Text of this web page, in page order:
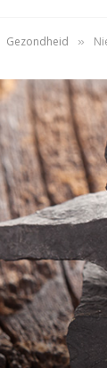
Gezondheid »